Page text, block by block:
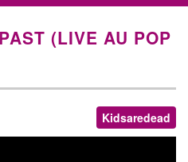
(LIVE AU POP
Kidsaredead